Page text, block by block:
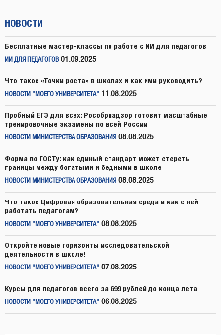
НОВОСТИ
Бесплатные мастер-классы по работе с ИИ для педагогов
ИИ ДЛЯ ПЕДАГОГОВ 01.09.2025
Что такое «Точки роста» в школах и как ими руководить?
НОВОСТИ "МОЕГО УНИВЕРСИТЕТА" 11.08.2025
Пробный ЕГЭ для всех: Рособрнадзор готовит масштабные
тренировочные экзамены по всей России
НОВОСТИ МИНИСТЕРСТВА ОБРАЗОВАНИЯ 08.08.2025
Форма по ГОСТу: как единый стандарт может стереть
границы между богатыми и бедными в школе
НОВОСТИ МИНИСТЕРСТВА ОБРАЗОВАНИЯ 08.08.2025
Что такое Цифровая образовательная среда и как с ней
работать педагогам?
НОВОСТИ "МОЕГО УНИВЕРСИТЕТА" 08.08.2025
Откройте новые горизонты исследовательской
деятельности в школе!
НОВОСТИ "МОЕГО УНИВЕРСИТЕТА" 07.08.2025
Курсы для педагогов всего за 699 рублей до конца лета
НОВОСТИ "МОЕГО УНИВЕРСИТЕТА" 06.08.2025